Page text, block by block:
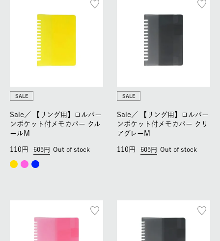
SALE
Sale／
【リング用】ロルバー
ンポケット付メモカバー クル
ールM
605
110 Out of stock
SALE
Sale／
【リング用】ロルバー
ンポケット付メモカバー クリ
アグレーM
605
110 Out of stock